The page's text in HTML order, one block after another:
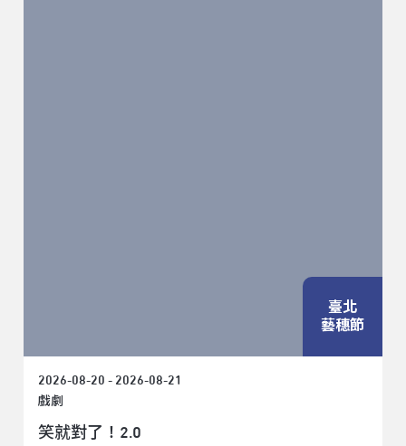
臺北
藝穗節
2026-08-20 - 2026-08-21
戲劇
笑就對了！2.0